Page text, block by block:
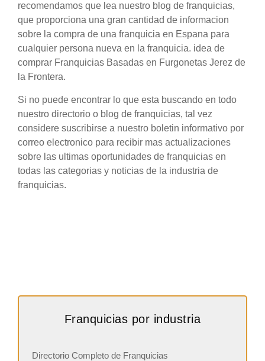
recomendamos que lea nuestro blog de franquicias,
que proporciona una gran cantidad de informacion
sobre la compra de una franquicia en Espana para
cualquier persona nueva en la franquicia. idea de
comprar Franquicias Basadas en Furgonetas Jerez de
la Frontera.
Si no puede encontrar lo que esta buscando en todo
nuestro directorio o blog de franquicias, tal vez
considere suscribirse a nuestro boletin informativo por
correo electronico para recibir mas actualizaciones
sobre las ultimas oportunidades de franquicias en
todas las categorias y noticias de la industria de
franquicias.
Franquicias por industria
Directorio Completo de Franquicias